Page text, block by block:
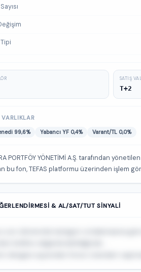
Tipi
SATIŞ
T+2
99,6% Yabancı YF 0,4% Varant/TL 0,0%
PORTFÖY YÖNETİMİ A.Ş. tarafından
bu fon, TEFAS platformu üzerinden işlem
& AL/SAT/TUT SINYALI